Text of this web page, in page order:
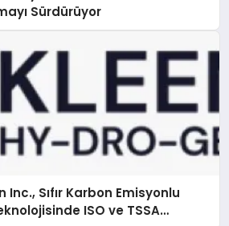
Sürdürüyor
Sıfır Karbon Emisyonlu
ISO ve TSSA